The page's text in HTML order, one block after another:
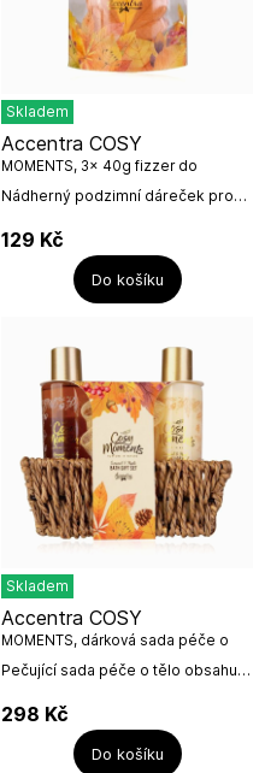
Skladem
Nádherný podzimní dáreček pro
bomby ve tvaru a barvě
podzimního listí a s vůní
javorového...
Accentra COSY
MOMENTS, 3x 40g fizzer do
koupele
129 Kč
Do košíku
Skladem
Pečující sada péče o tělo obsahuje
houbičku výborně se hodící barvy
krémové a sysalový...
Accentra COSY
MOMENTS, dárková sada péče o
tělo, 4dílná
298 Kč
Do košíku